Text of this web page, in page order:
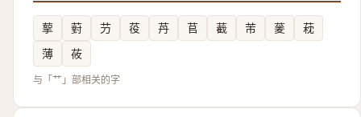
蒘 薱 芀 䓈 䒟 苢 䕙 芾 蓌
萙
薄
莜
与「艹」部相关的字